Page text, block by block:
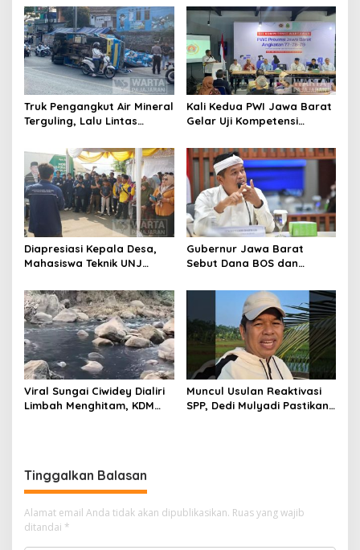
Pelaku Kejahatan
Jadi Satpam Gedung Sate
Truk Pengangkut Air Mineral
Terguling, Lalu Lintas
Memadat
Kali Kedua PWI Jawa Barat
Gelar Uji Kompetensi
Diapresiasi Kepala Desa,
Mahasiswa Teknik UNJ
Pengelolaan Sampah
Gubernur Jawa Barat
Sebut Dana BOS dan
Operasional Sekolah
Viral Sungai Ciwidey Dialiri
Limbah Menghitam, KDM
Muncul Usulan Reaktivasi
SPP, Dedi Mulyadi Pastikan
Tinggalkan Balasan
Alamat email Anda tidak akan dipublikasikan. Ruas yang wajib
ditandai *